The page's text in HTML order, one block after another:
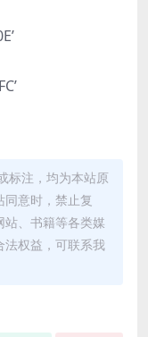
标注，均为本站原
意时，禁止复
、书籍等各类媒
法权益，可联系我